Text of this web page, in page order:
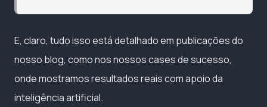
E, claro, tudo isso está detalhado em publicações do
nosso blog, como nos nossos cases de sucesso,
onde mostramos resultados reais com apoio da
inteligência artificial.